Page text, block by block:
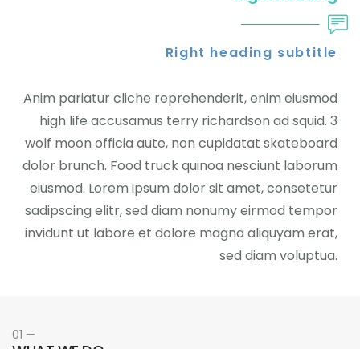
Right heading subtitle
Anim pariatur cliche reprehenderit, enim eiusmod
high life accusamus terry richardson ad squid. 3
wolf moon officia aute, non cupidatat skateboard
dolor brunch. Food truck quinoa nesciunt laborum
eiusmod. Lorem ipsum dolor sit amet, consetetur
sadipscing elitr, sed diam nonumy eirmod tempor
invidunt ut labore et dolore magna aliquyam erat,
sed diam voluptua.
01 —